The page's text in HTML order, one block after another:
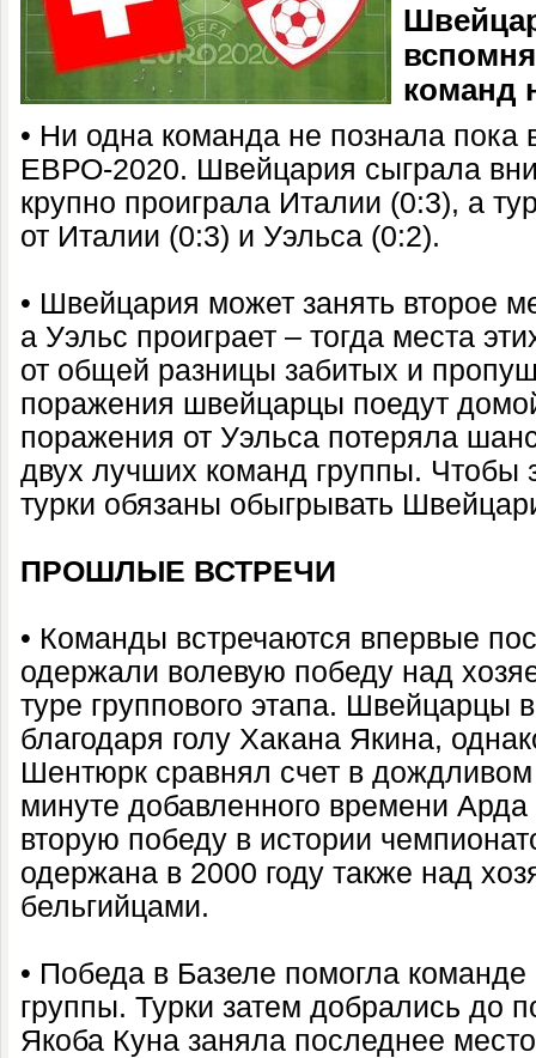
команд
• Ни одна команда не познала пока
ЕВРО-2020. Швейцария сыграла
крупно проиграла Италии (0:3), а
от Италии (0:3) и Уэльса (0:2).
• Швейцария может занять второе
а Уэльс проиграет – тогда места
от общей разницы забитых и
поражения швейцарцы поедут
поражения от Уэльса потеряла
двух лучших команд группы. Чтобы
турки обязаны обыгрывать
ПРОШЛЫЕ ВСТРЕЧИ
• Команды встречаются впервые
одержали волевую победу над
туре группового этапа. Швейцарцы
благодаря голу Хакана Якина,
Шентюрк сравнял счет в
минуте добавленного времени
вторую победу в истории
одержана в 2000 году также над
бельгийцами.
• Победа в Базеле помогла
группы. Турки затем добрались до
Якоба Куна заняла последнее